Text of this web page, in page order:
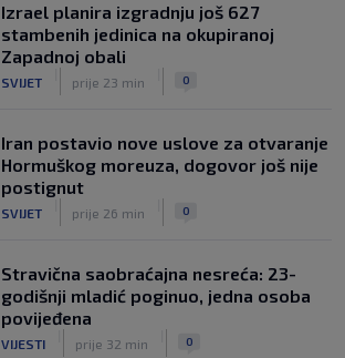
nasrnuo na gostujuće fudbalere
(VIDEO)
NOGOMET 8. aug.
Izrael planira izgradnju još 627
stambenih jedinica na okupiranoj
Zapadnoj obali
SVIJET prije 23 min 0
Iran postavio nove uslove za otvaranje
Hormuškog moreuza, dogovor još nije
postignut
SVIJET prije 26 min 0
Stravična saobraćajna nesreća: 23-
godišnji mladić poginuo, jedna osoba
povijeđena
VIJESTI prije 32 min 0